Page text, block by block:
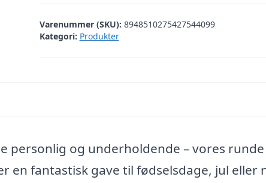
Varenummer (SKU): 8948510275427544099
Kategori: Produkter
personlig og underholdende – vores runde
en fantastisk gave til fødselsdage, jul eller